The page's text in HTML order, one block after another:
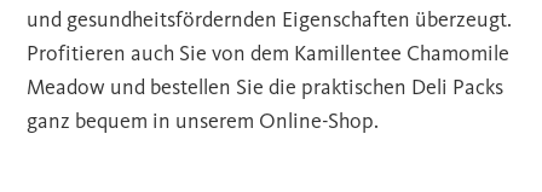
und gesundheitsfördernden Eigenschaften überzeugt.
Profitieren auch Sie von dem Kamillentee Chamomile
Meadow und bestellen Sie die praktischen Deli Packs
ganz bequem in unserem Online-Shop.